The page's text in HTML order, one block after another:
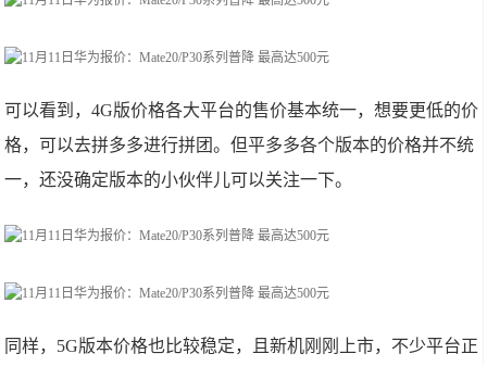
可以看到，4G版价格各大平台的售价基本统一，想要更低的价
格，可以去拼多多进行拼团。但平多多各个版本的价格并不统
一，还没确定版本的小伙伴儿可以关注一下。
同样，5G版本价格也比较稳定，且新机刚刚上市，不少平台正